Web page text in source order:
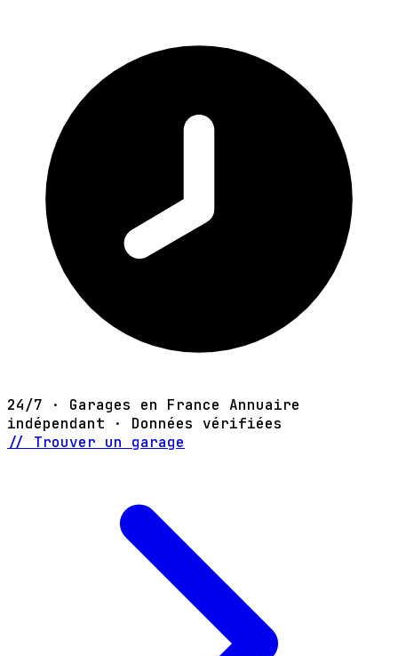
24/7 · Garages en France Annuaire
indépendant · Données vérifiées
// Trouver un garage